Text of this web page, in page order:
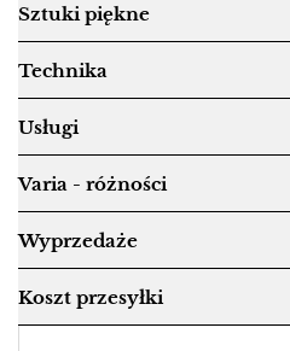
Sztuki piękne
Technika
Usługi
Varia - różności
Wyprzedaże
Koszt przesyłki